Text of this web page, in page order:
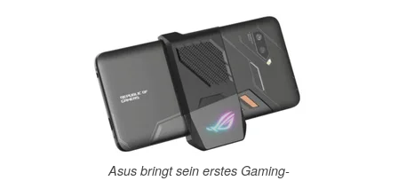
Asus bringt sein erstes Gaming-